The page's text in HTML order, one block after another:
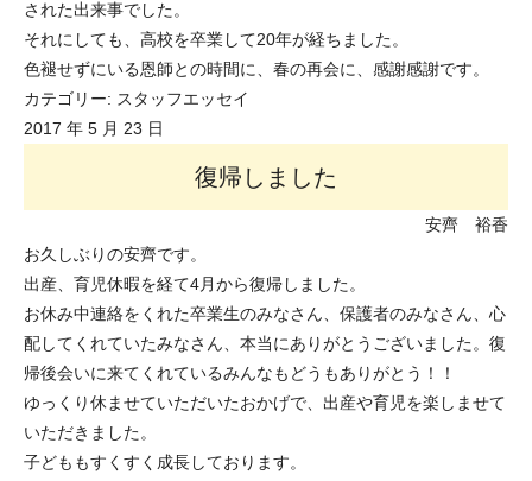
された出来事でした。
それにしても、高校を卒業して20年が経ちました。
色褪せずにいる恩師との時間に、春の再会に、感謝感謝です。
カテゴリー: スタッフエッセイ
2017 年 5 月 23 日
復帰しました
安齊 裕香
お久しぶりの安齊です。
出産、育児休暇を経て4月から復帰しました。
お休み中連絡をくれた卒業生のみなさん、保護者のみなさん、心
配してくれていたみなさん、本当にありがとうございました。復
帰後会いに来てくれているみんなもどうもありがとう！！
ゆっくり休ませていただいたおかげで、出産や育児を楽しませて
いただきました。
子どももすくすく成長しております。